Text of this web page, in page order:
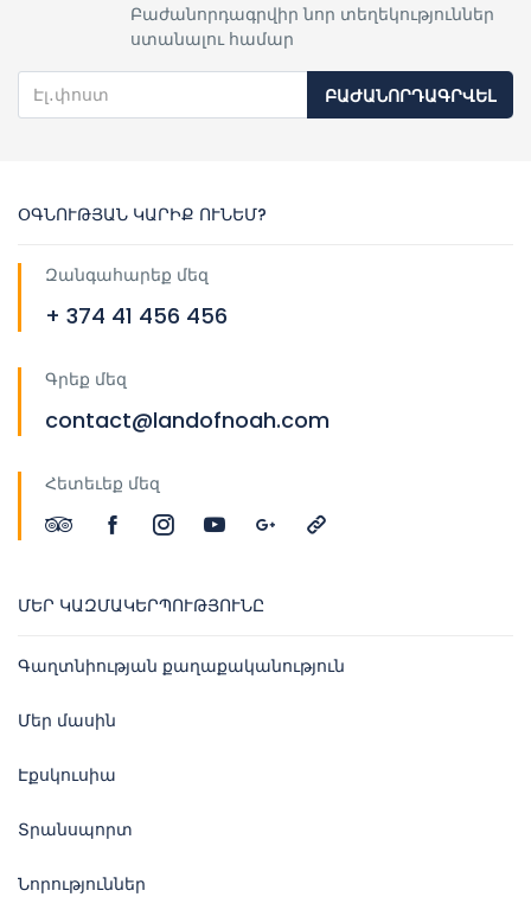
Բաժանորդագրվիր նոր տեղեկություններ
ստանալու համար
ԲԱԺԱՆՈՐԴԱԳՐՎԵԼ
ՕԳՆՈՒԹՅԱՆ ԿԱՐԻՔ ՈՒՆԵՄ?
Զանգահարեք մեզ
+ 374 41 456 456
Գրեք մեզ
contact@landofnoah.com
Հետեւեք մեզ
ՄԵՐ ԿԱԶՄԱԿԵՐՊՈՒԹՅՈՒՆԸ
Գաղտնիության քաղաքականություն
Մեր մասին
Էքսկուսիա
Տրանսպորտ
Նորություններ